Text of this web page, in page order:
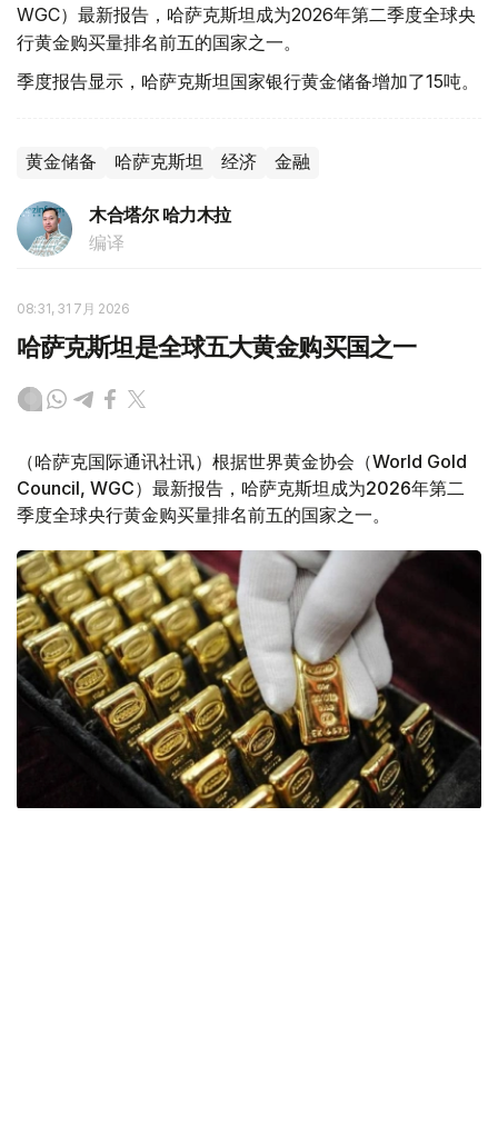
WGC）最新报告，哈萨克斯坦成为2026年第二季度全球央
行黄金购买量排名前五的国家之一。
季度报告显示，哈萨克斯坦国家银行黄金储备增加了15吨。
黄金储备 哈萨克斯坦 经济 金融
木合塔尔 哈力木拉
编译
08:31, 31 7月 2026
哈萨克斯坦是全球五大黄金购买国之一
（哈萨克国际通讯社讯）根据世界黄金协会（World Gold
Council, WGC）最新报告，哈萨克斯坦成为2026年第二
季度全球央行黄金购买量排名前五的国家之一。